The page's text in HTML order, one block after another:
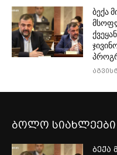
ბექა
ბოლო სიახლეები
ბექა